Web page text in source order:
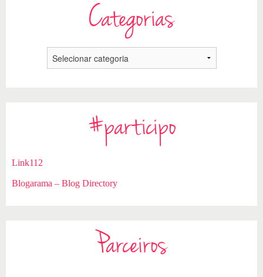
Categorias
#participo
Link112
Blogarama – Blog Directory
Parceiros